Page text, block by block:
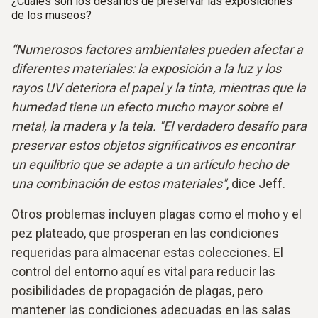
de los museos?
“Numerosos factores ambientales pueden afectar a
diferentes materiales: la exposición a la luz y los
rayos UV deteriora el papel y la tinta, mientras que la
humedad tiene un efecto mucho mayor sobre el
metal, la madera y la tela. "El verdadero desafío para
preservar estos objetos significativos es encontrar
un equilibrio que se adapte a un artículo hecho de
una combinación de estos materiales", dice Jeff.
Otros problemas incluyen plagas como el moho y el
pez plateado, que prosperan en las condiciones
requeridas para almacenar estas colecciones. El
control del entorno aquí es vital para reducir las
posibilidades de propagación de plagas, pero
mantener las condiciones adecuadas en las salas